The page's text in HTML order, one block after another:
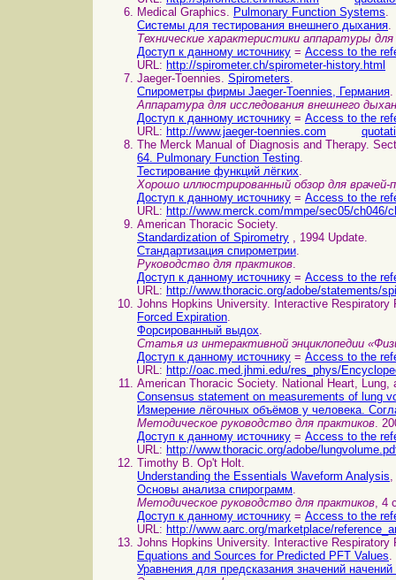
Medical Graphics. Pulmonary Function Systems.
Системы для тестирования внешнего дыхания.
Технические характеристики аппаратуры для
Доступ к данному источнику = Access to the
URL: http://spirometer.ch/spirometer-history.html
Jaeger-Toennies. Spirometers.
Спирометры фирмы Jaeger-Toennies, Германия.
Аппаратура для исследования внешнего
Доступ к данному источнику = Access to the
URL: http://www.jaeger-toennies.com
The Merck Manual of Diagnosis and Therapy.
64. Pulmonary Function Testing.
Тестирование функций лёгких.
Хорошо иллюстрированный обзор для врачей-
Доступ к данному источнику = Access to the
URL: http://www.merck.com/mmpe/sec05/ch046/
American Thoracic Society.
Standardization of Spirometry , 1994 Update.
Стандартизация спирометрии.
Руководство для практиков.
Доступ к данному источнику = Access to the
URL: http://www.thoracic.org/adobe/statements/
Johns Hopkins University. Interactive Respiratory
Forced Expiration.
Форсированный выдох.
Статья из интерактивной энциклопедии
Доступ к данному источнику = Access to the
URL: http://oac.med.jhmi.edu/res_phys/
American Thoracic Society. National Heart,
Consensus statement on measurements of lung
Измерение лёгочных объёмов у человека.
Методическое руководство для практиков.
Доступ к данному источнику = Access to the
URL: http://www.thoracic.org/adobe/
Timothy B. Op't Holt.
Understanding the Essentials Waveform Analysis,
Основы анализа спирограмм.
Методическое руководство для практиков, 4
Доступ к данному источнику = Access to the
URL: http://www.aarc.org/marketplace/
Johns Hopkins University. Interactive Respiratory
Equations and Sources for Predicted PFT Values.
Уравнения для предсказания значений